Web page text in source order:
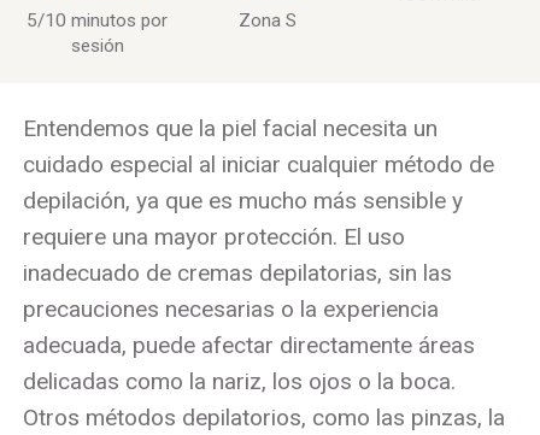
5/10 minutos por
sesión
Zona S
Entendemos que la piel facial necesita un
cuidado especial al iniciar cualquier método de
depilación, ya que es mucho más sensible y
requiere una mayor protección. El uso
inadecuado de cremas depilatorias, sin las
precauciones necesarias o la experiencia
adecuada, puede afectar directamente áreas
delicadas como la nariz, los ojos o la boca.
Otros métodos depilatorios, como las pinzas, la